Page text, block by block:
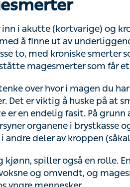
i akutte (kortvarige) og
å finne ut av underliggende
kroniske smerter som av
som får et kronisk forløp
over hvor i magen du har
viktig å huske på at smerter
fasit. På grunn av det
og buk, kan problemer
(såkalte refererte smerter).
spiller også en rolle.
og magesmerter kan arte